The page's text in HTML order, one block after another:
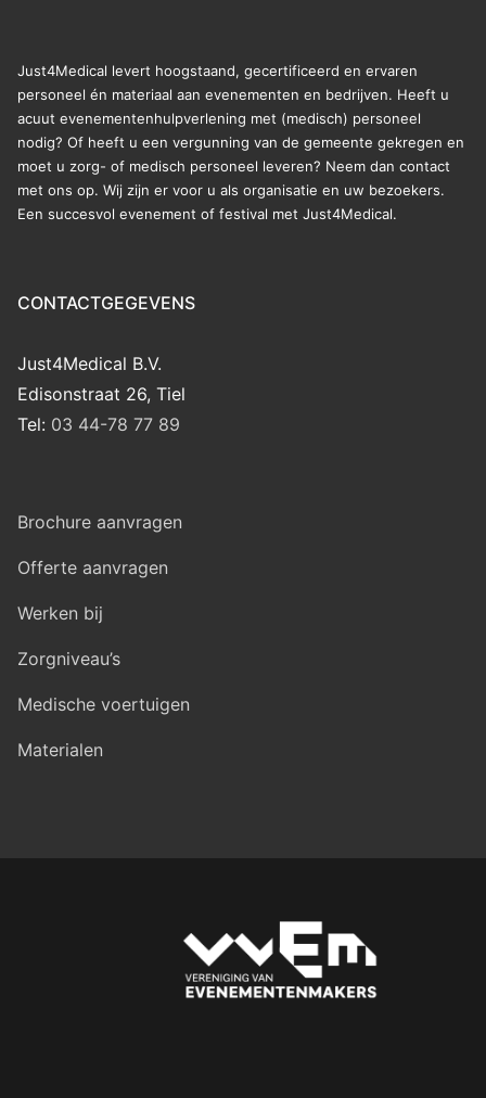
Just4Medical levert hoogstaand, gecertificeerd en ervaren
personeel én materiaal aan evenementen en bedrijven. Heeft u
acuut evenementenhulpverlening met (medisch) personeel
nodig? Of heeft u een vergunning van de gemeente gekregen en
moet u zorg- of medisch personeel leveren? Neem dan contact
met ons op. Wij zijn er voor u als organisatie en uw bezoekers.
Een succesvol evenement of festival met Just4Medical.
CONTACTGEGEVENS
Just4Medical B.V.
Edisonstraat 26, Tiel
Tel: 03 44-78 77 89
Brochure aanvragen
Offerte aanvragen
Werken bij
Zorgniveau’s
Medische voertuigen
Materialen